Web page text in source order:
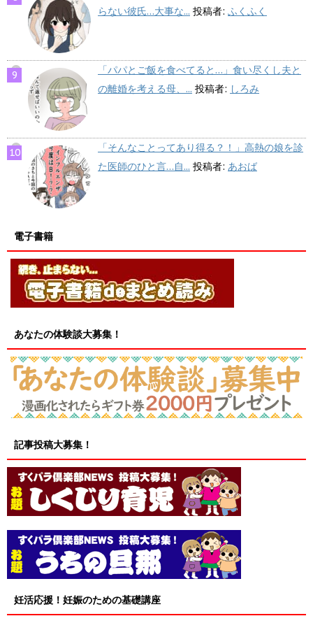
らない彼氏…大事な... 投稿者: ふくふく
「パパとご飯を食べてると…」食い尽くし夫と
の離婚を考える母、... 投稿者: しろみ
「そんなことってあり得る？！」高熱の娘を診
た医師のひと言…自... 投稿者: あおば
電子書籍
あなたの体験談大募集！
記事投稿大募集！
妊活応援！妊娠のための基礎講座